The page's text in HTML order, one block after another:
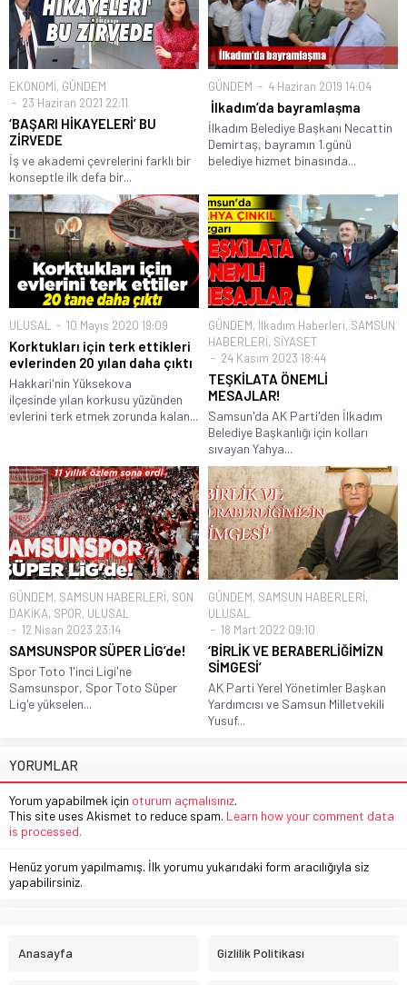
EKONOMİ, GÜNDEM
23 Haziran 2021 22:11
‘BAŞARI HİKAYELERİ’ BU
ZİRVEDE
İş ve akademi çevrelerini farklı bir
konseptle ilk defa bir...
GÜNDEM 4 Haziran 2019 14:04
İlkadım’da bayramlaşma
İlkadım Belediye Başkanı Necattin
Demirtaş, bayramın 1.günü
belediye hizmet binasında...
ULUSAL 10 Mayıs 2020 19:09
Korktukları için terk ettikleri
evlerinden 20 yılan daha çıktı
Hakkari'nin Yüksekova
ilçesinde yılan korkusu yüzünden
evlerini terk etmek zorunda kalan...
GÜNDEM, İlkadım Haberleri, SAMSUN
HABERLERİ, SİYASET
24 Kasım 2023 18:44
TEŞKİLATA ÖNEMLİ
MESAJLAR!
Samsun'da AK Parti'den İlkadım
Belediye Başkanlığı için kolları
sıvayan Yahya...
GÜNDEM, SAMSUN HABERLERİ, SON
DAKİKA, SPOR, ULUSAL
12 Nisan 2023 23:14
SAMSUNSPOR SÜPER LİG’de!
Spor Toto 1'inci Ligi'ne
Samsunspor, Spor Toto Süper
Lig'e yükselen...
GÜNDEM, SAMSUN HABERLERİ,
ULUSAL
18 Mart 2022 09:10
‘BİRLİK VE BERABERLİĞİMİZN
SİMGESİ’
AK Parti Yerel Yönetimler Başkan
Yardımcısı ve Samsun Milletvekili
Yusuf...
YORUMLAR
Yorum yapabilmek için oturum açmalısınız.
This site uses Akismet to reduce spam. Learn how your comment data
is processed.
Henüz yorum yapılmamış. İlk yorumu yukarıdaki form aracılığıyla siz
yapabilirsiniz.
Anasayfa Gizlilik Politikası